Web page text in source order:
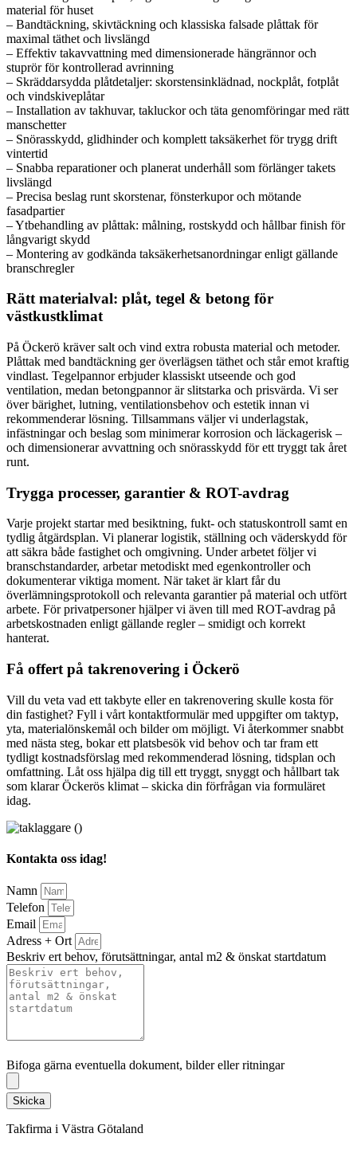
material för huset
– Bandtäckning, skivtäckning och klassiska falsade plåttak för
maximal täthet och livslängd
– Effektiv takavvattning med dimensionerade hängrännor och
stuprör för kontrollerad avrinning
– Skräddarsydda plåtdetaljer: skorstensinklädnad, nockplåt, fotplåt
och vindskiveplåtar
– Installation av takhuvar, takluckor och täta genomföringar med rätt
manschetter
– Snörasskydd, glidhinder och komplett taksäkerhet för trygg drift
vintertid
– Snabba reparationer och planerat underhåll som förlänger takets
livslängd
– Precisa beslag runt skorstenar, fönsterkupor och mötande
fasadpartier
– Ytbehandling av plåttak: målning, rostskydd och hållbar finish för
långvarigt skydd
– Montering av godkända taksäkerhetsanordningar enligt gällande
branschregler
Rätt materialval: plåt, tegel & betong för
västkustklimat
På Öckerö kräver salt och vind extra robusta material och metoder.
Plåttak med bandtäckning ger överlägsen täthet och står emot kraftig
vindlast. Tegelpannor erbjuder klassiskt utseende och god
ventilation, medan betongpannor är slitstarka och prisvärda. Vi ser
över bärighet, lutning, ventilationsbehov och estetik innan vi
rekommenderar lösning. Tillsammans väljer vi underlagstak,
infästningar och beslag som minimerar korrosion och läckagerisk –
och dimensionerar avvattning och snörasskydd för ett tryggt tak året
runt.
Trygga processer, garantier & ROT-avdrag
Varje projekt startar med besiktning, fukt- och statuskontroll samt en
tydlig åtgärdsplan. Vi planerar logistik, ställning och väderskydd för
att säkra både fastighet och omgivning. Under arbetet följer vi
branschstandarder, arbetar metodiskt med egenkontroller och
dokumenterar viktiga moment. När taket är klart får du
överlämningsprotokoll och relevanta garantier på material och utfört
arbete. För privatpersoner hjälper vi även till med ROT-avdrag på
arbetskostnaden enligt gällande regler – smidigt och korrekt
hanterat.
Få offert på takrenovering i Öckerö
Vill du veta vad ett takbyte eller en takrenovering skulle kosta för
din fastighet? Fyll i vårt kontaktformulär med uppgifter om taktyp,
yta, materialönskemål och bilder om möjligt. Vi återkommer snabbt
med nästa steg, bokar ett platsbesök vid behov och tar fram ett
tydligt kostnadsförslag med rekommenderad lösning, tidsplan och
omfattning. Låt oss hjälpa dig till ett tryggt, snyggt och hållbart tak
som klarar Öckerös klimat – skicka din förfrågan via formuläret
idag.
Kontakta oss idag!
Namn
Telefon
Email
Adress + Ort
Beskriv ert behov, förutsättningar, antal m2 & önskat startdatum
Bifoga gärna eventuella dokument, bilder eller ritningar
Skicka
Takfirma i Västra Götaland